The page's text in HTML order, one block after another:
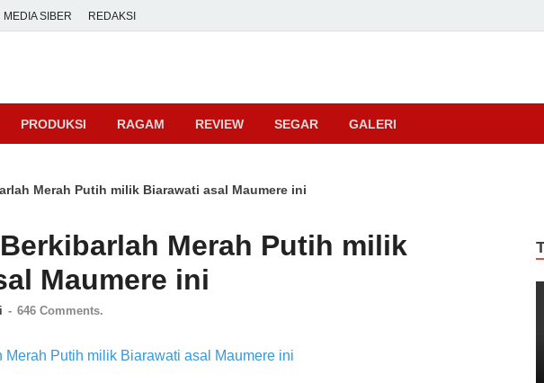
MEDIA SIBER REDAKSI
Sinema
PRODUKSI RAGAM REVIEW SEGAR GALERI
Merah Putih milik Biarawati asal Maumere ini
Merah Putih milik
Maumere ini
- 646 Comments.